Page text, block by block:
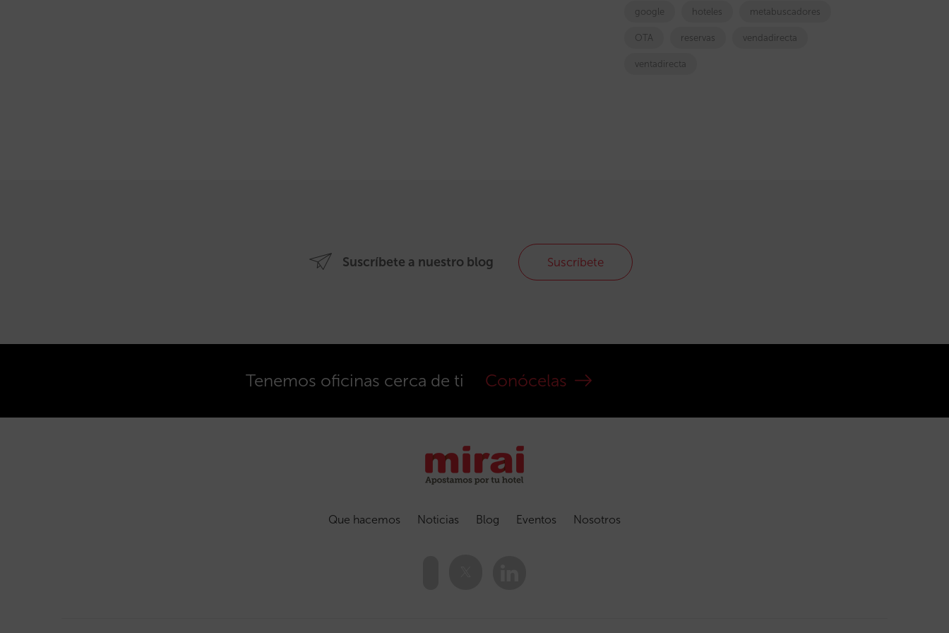
google hoteles metabuscadores
OTA reservas vendadirecta
ventadirecta
Suscríbete a nuestro blog Suscríbete
Tenemos oficinas cerca de ti Conócelas
Que hacemos Noticias Blog Eventos Nosotros